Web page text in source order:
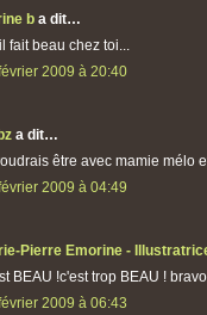
b a dit…
fait beau chez toi...
2009 à 20:40
a dit…
être avec mamie mélo
2009 à 04:49
Pierre Emorine -
BEAU !c'est trop BEAU !
2009 à 06:43